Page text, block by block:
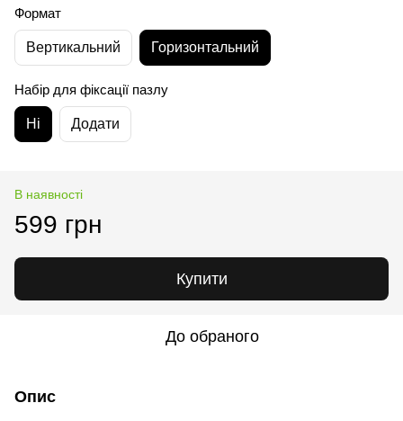
Формат
Вертикальний Горизонтальний
Набір для фіксації пазлу
Ні Додати
В наявності
599 грн
Купити
До обраного
Опис